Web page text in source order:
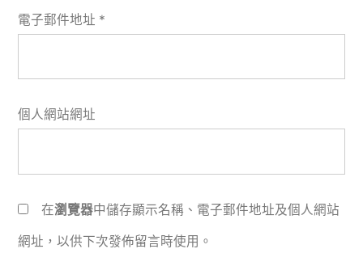
電子郵件地址 *
個人網站網址
在瀏覽器中儲存顯示名稱、電子郵件地址及個人網站
網址，以供下次發佈留言時使用。